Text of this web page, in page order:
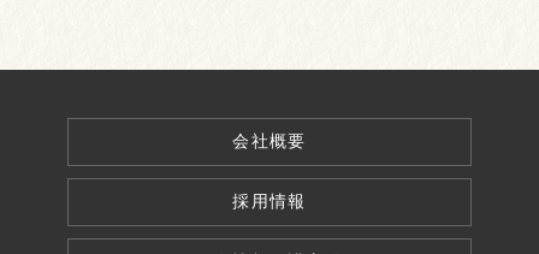
会社概要
採用情報